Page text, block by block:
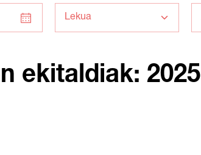
ekitaldiak: 2025